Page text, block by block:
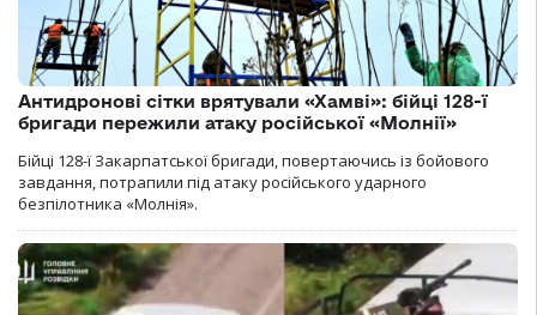
Антидронові сітки врятували «Хамві»: бійці 128-ї
бригади пережили атаку російської «Молнії»
Бійці 128-ї Закарпатської бригади, повертаючись із бойового
завдання, потрапили під атаку російського ударного
безпілотника «Молнія».